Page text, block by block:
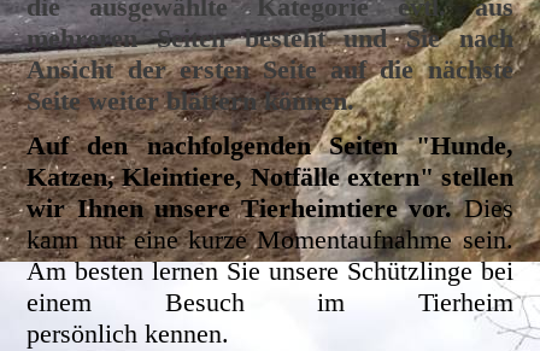
die ausgewählte Kategorie evtl. aus
mehreren Seiten besteht und Sie nach
Ansicht der ersten Seite auf die nächste
Seite weiter blättern können.
Auf den nachfolgenden Seiten "Hunde,
Katzen, Kleintiere, Notfälle extern" stellen
wir Ihnen unsere Tierheimtiere vor.Dies
kann nur eine kurze Momentaufnahme sein.
Am besten lernen Sie unsere Schützlinge bei
einem Besuch im Tierheim
persönlich kennen.